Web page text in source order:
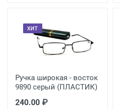
ХИТ
Ручка широкая - восток
9890 серый (ПЛАСТИК)
240.00 ₽